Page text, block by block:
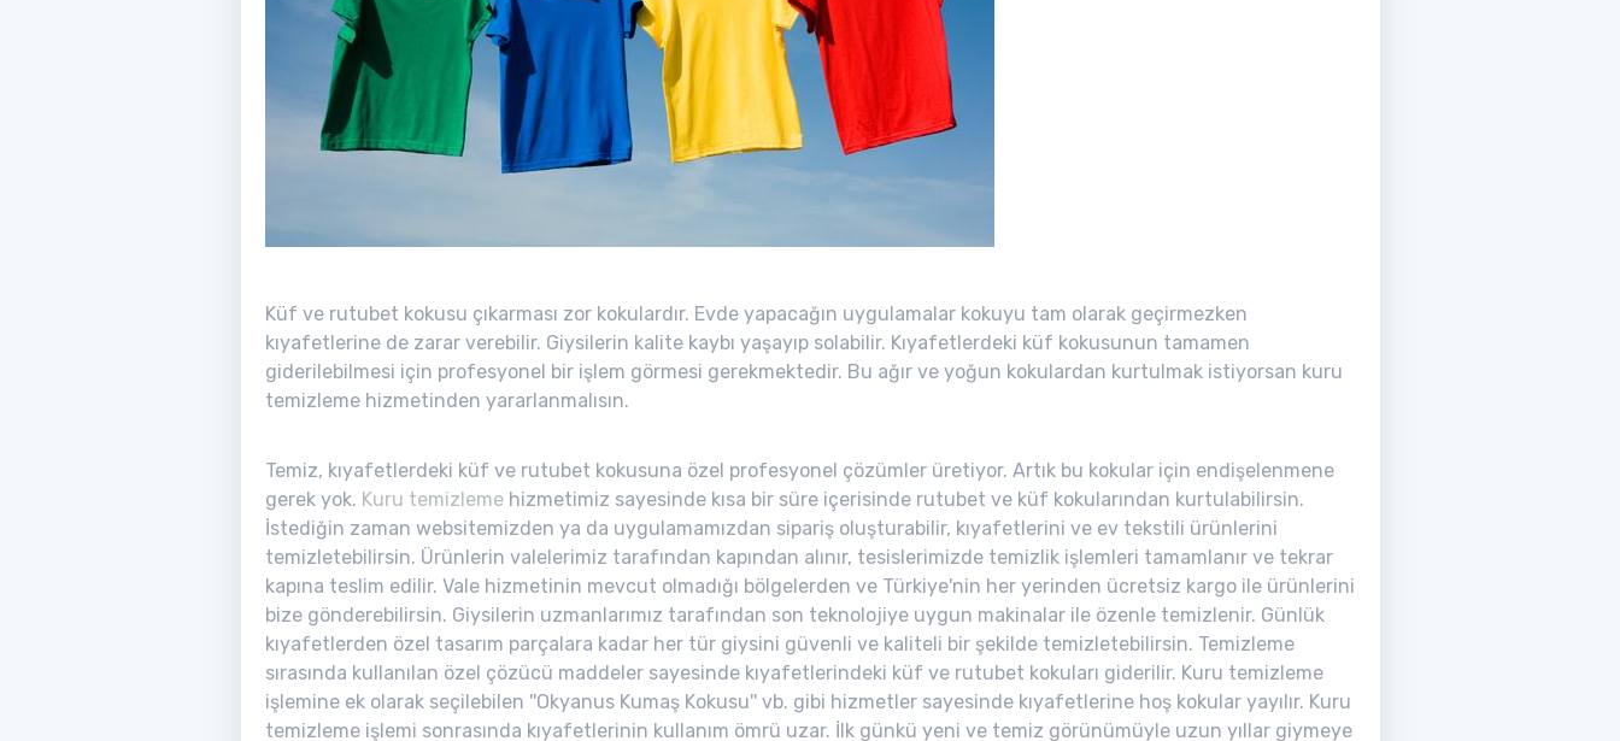
Küf ve rutubet kokusu çıkarması zor kokulardır. Evde yapacağın uygulamalar kokuyu tam olarak geçirmezken
kıyafetlerine de zarar verebilir. Giysilerin kalite kaybı yaşayıp solabilir. Kıyafetlerdeki küf kokusunun tamamen
giderilebilmesi için profesyonel bir işlem görmesi gerekmektedir. Bu ağır ve yoğun kokulardan kurtulmak istiyorsan kuru
temizleme hizmetinden yararlanmalısın.
Temiz, kıyafetlerdeki küf ve rutubet kokusuna özel profesyonel çözümler üretiyor. Artık bu kokular için endişelenmene
gerek yok. Kuru temizlemehizmetimiz sayesinde kısa bir süre içerisinde rutubet ve küf kokularından kurtulabilirsin.
İstediğin zaman websitemizden ya da uygulamamızdan sipariş oluşturabilir, kıyafetlerini ve ev tekstili ürünlerini
temizletebilirsin. Ürünlerin valelerimiz tarafından kapından alınır, tesislerimizde temizlik işlemleri tamamlanır ve tekrar
kapına teslim edilir. Vale hizmetinin mevcut olmadığı bölgelerden ve Türkiye'nin her yerinden ücretsiz kargo ile ürünlerini
bize gönderebilirsin. Giysilerin uzmanlarımız tarafından son teknolojiye uygun makinalar ile özenle temizlenir. Günlük
kıyafetlerden özel tasarım parçalara kadar her tür giysini güvenli ve kaliteli bir şekilde temizletebilirsin. Temizleme
sırasında kullanılan özel çözücü maddeler sayesinde kıyafetlerindeki küf ve rutubet kokuları giderilir. Kuru temizleme
işlemine ek olarak seçilebilen ''Okyanus Kumaş Kokusu'' vb. gibi hizmetler sayesinde kıyafetlerine hoş kokular yayılır. Kuru
temizleme işlemi sonrasında kıyafetlerinin kullanım ömrü uzar. İlk günkü yeni ve temiz görünümüyle uzun yıllar giymeye